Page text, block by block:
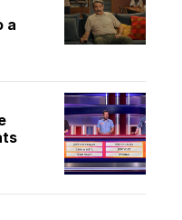
a